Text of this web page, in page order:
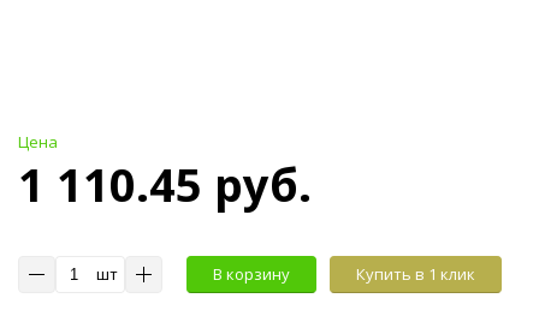
Цена
1 110.45 руб.
шт В корзину Купить в 1 клик